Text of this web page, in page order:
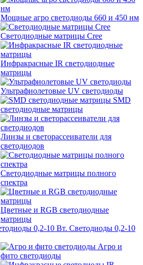
Мощные агро светодиоды 660 и 450 нм
Светодиодные матрицы Cree
Инфракрасные IR светодиодные
матрицы
Ультрафиолетовые UV светодиоды
SMD
светодиодные матрицы
Линзы и светорассеиватели для
светодиодов
Светодиодные матрицы полного
спектра
Цветные и RGB светодиодные
матрицы
Светодиоды 0,2-10
Агро и
фито светодиоды